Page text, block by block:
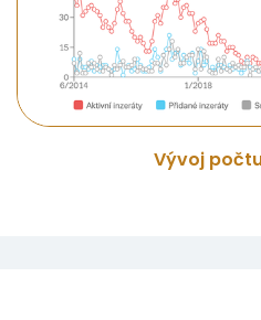
Vývoj